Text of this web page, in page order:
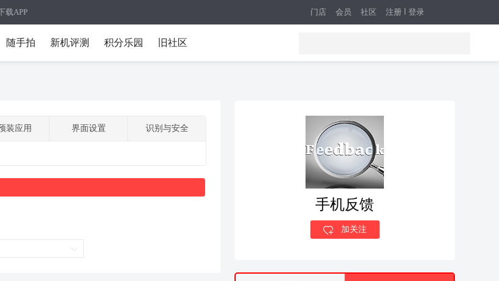
载APP 注册 登录
门店 会员 社区
随手拍 新机评测 积分乐园 旧社区
装应用 界面设置 识别与安全
手机反馈
加关注